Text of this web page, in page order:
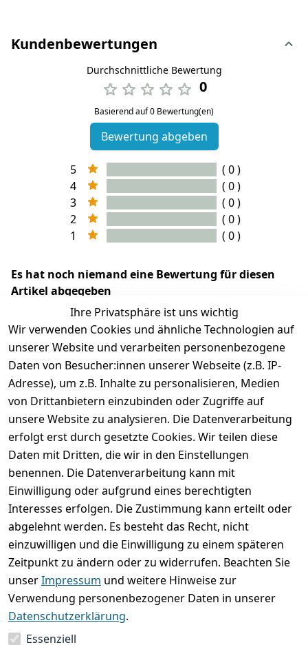
Kundenbewertungen
Durchschnittliche Bewertung
0
Basierend auf 0 Bewertung(en)
Bewertung abgeben
5
( 0 )
4
( 0 )
3
( 0 )
2
( 0 )
1
( 0 )
Es hat noch niemand eine Bewertung für diesen
Artikel abgegeben
Ihre Privatsphäre ist uns wichtig
Wir verwenden Cookies und ähnliche Technologien auf
unserer Website und verarbeiten personenbezogene
Daten von Besucher:innen unserer Webseite (z.B. IP-
Adresse), um z.B. Inhalte zu personalisieren, Medien
von Drittanbietern einzubinden oder Zugriffe auf
unsere Website zu analysieren. Die Datenverarbeitung
erfolgt erst durch gesetzte Cookies. Wir teilen diese
Daten mit Dritten, die wir in den Einstellungen
benennen. Die Datenverarbeitung kann mit
Einwilligung oder aufgrund eines berechtigten
Interesses erfolgen. Die Zustimmung kann erteilt oder
abgelehnt werden. Es besteht das Recht, nicht
einzuwilligen und die Einwilligung zu einem späteren
Zeitpunkt zu ändern oder zu widerrufen. Beachten Sie
unserImpressum und weitere Hinweise zur
Verwendung personenbezogener Daten in unserer
Datenschutzerklärung.
Essenziell
Rechtliches
Impressum
Datenschutze
rklärung
Batterieentsor
gung
Widerrufsrec
Services
Kontakt
Registrieren
Zahlung und
Versand
Umtausch /
Reklamation
Wir
versenden
mit
Folgt uns
gern auf
Zahle
bequem per